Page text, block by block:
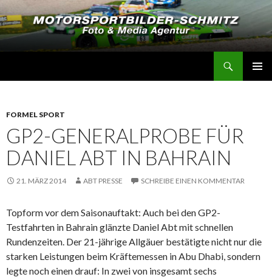
FORMEL SPORT
GP2-GENERALPROBE FÜR
DANIEL ABT IN BAHRAIN
21. MÄRZ 2014 ABT PRESSE SCHREIBE EINEN KOMMENTAR
Topform vor dem Saisonauftakt: Auch bei den GP2-
Testfahrten in Bahrain glänzte Daniel Abt mit schnellen
Rundenzeiten. Der 21-jährige Allgäuer bestätigte nicht nur die
starken Leistungen beim Kräftemessen in Abu Dhabi, sondern
legte noch einen drauf: In zwei von insgesamt sechs